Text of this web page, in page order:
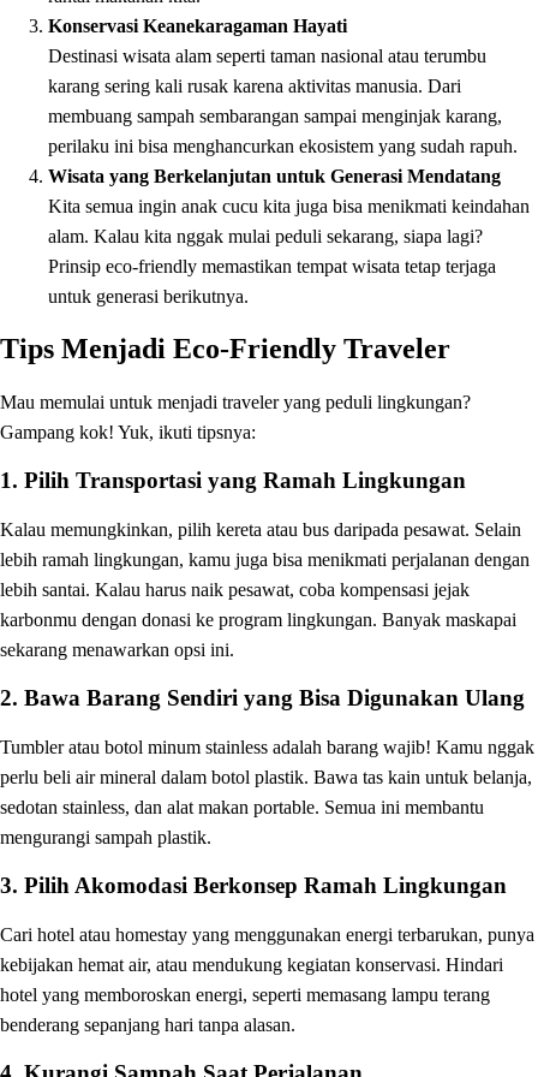
Konservasi Keanekaragaman Hayati
Destinasi wisata alam seperti taman nasional atau terumbu
karang sering kali rusak karena aktivitas manusia. Dari
membuang sampah sembarangan sampai menginjak karang,
perilaku ini bisa menghancurkan ekosistem yang sudah rapuh.
Wisata yang Berkelanjutan untuk Generasi Mendatang
Kita semua ingin anak cucu kita juga bisa menikmati keindahan
alam. Kalau kita nggak mulai peduli sekarang, siapa lagi?
Prinsip eco-friendly memastikan tempat wisata tetap terjaga
untuk generasi berikutnya.
Tips Menjadi Eco-Friendly Traveler
Mau memulai untuk menjadi traveler yang peduli lingkungan?
Gampang kok! Yuk, ikuti tipsnya:
1. Pilih Transportasi yang Ramah Lingkungan
Kalau memungkinkan, pilih kereta atau bus daripada pesawat. Selain
lebih ramah lingkungan, kamu juga bisa menikmati perjalanan dengan
lebih santai. Kalau harus naik pesawat, coba kompensasi jejak
karbonmu dengan donasi ke program lingkungan. Banyak maskapai
sekarang menawarkan opsi ini.
2. Bawa Barang Sendiri yang Bisa Digunakan Ulang
Tumbler atau botol minum stainless adalah barang wajib! Kamu nggak
perlu beli air mineral dalam botol plastik. Bawa tas kain untuk belanja,
sedotan stainless, dan alat makan portable. Semua ini membantu
mengurangi sampah plastik.
3. Pilih Akomodasi Berkonsep Ramah Lingkungan
Cari hotel atau homestay yang menggunakan energi terbarukan, punya
kebijakan hemat air, atau mendukung kegiatan konservasi. Hindari
hotel yang memboroskan energi, seperti memasang lampu terang
benderang sepanjang hari tanpa alasan.